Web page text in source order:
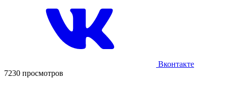
Вконтакте
7230 просмотров